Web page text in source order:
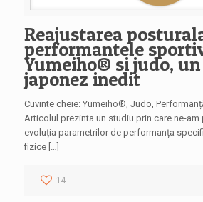
Reajustarea
performantele
Yumeiho® si judo,
japonez inedit
Cuvinte cheie: Yumeiho®, Judo,
Articolul prezinta un studiu prin care ne-am
evoluția parametrilor de performanța
fizice […]
14